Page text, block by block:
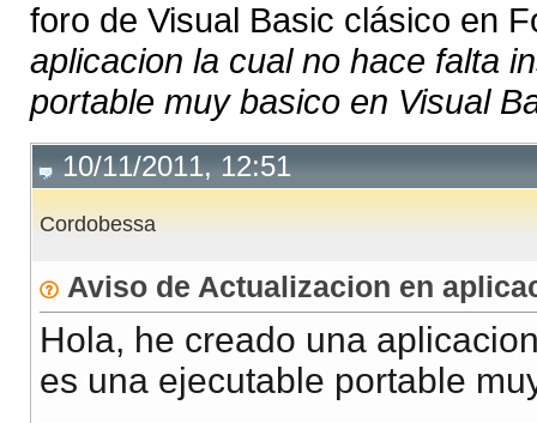
foro de Visual Basic clásico en
aplicacion la cual no hace falta
portable muy basico en Visual
10/11/2011, 12:51
Cordobessa
Aviso de Actualizacion en
Hola, he creado una
es una ejecutable portable